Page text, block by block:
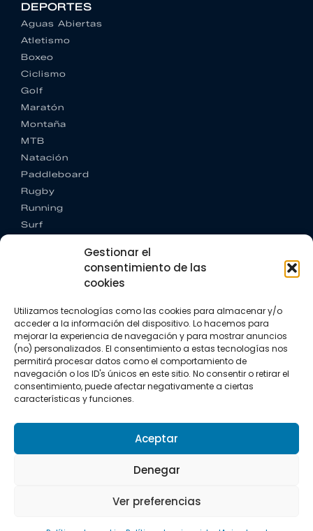
Gestionar el
consentimiento de las
cookies
Utilizamos tecnologías como las cookies para almacenar y/o
acceder a la información del dispositivo. Lo hacemos para
mejorar la experiencia de navegación y para mostrar anuncios
(no) personalizados. El consentimiento a estas tecnologías nos
permitirá procesar datos como el comportamiento de
navegación o los ID's únicos en este sitio. No consentir o retirar el
consentimiento, puede afectar negativamente a ciertas
características y funciones.
Aceptar
Denegar
Ver preferencias
DEPORTES
Aguas Abiertas
Atletismo
Boxeo
Ciclismo
Golf
Maratón
Montaña
MTB
Natación
Paddleboard
Rugby
Running
Surf
CONTACTO
+34 662 342 177
info@vkssport.com
SÍGUENOS
Política de privacidad
Política de cookies
Todos los derechos resevados.